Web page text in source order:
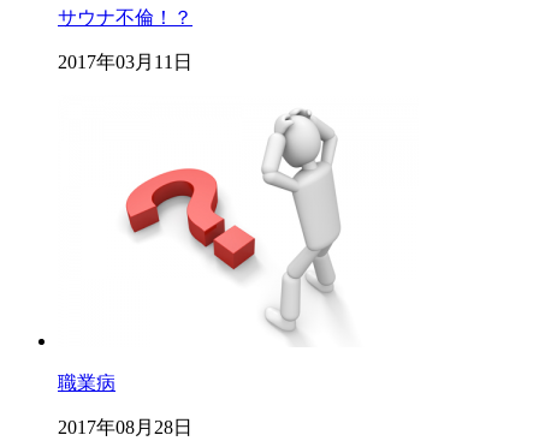
サウナ不倫！？
2017年03月11日
職業病
2017年08月28日